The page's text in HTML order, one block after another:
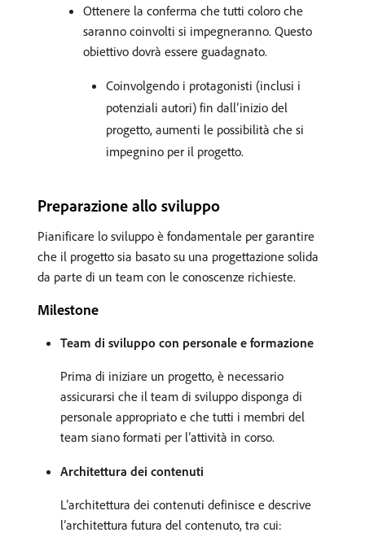
Ottenere la conferma che tutti coloro che
saranno coinvolti si impegneranno. Questo
obiettivo dovrà essere guadagnato.
Coinvolgendo i protagonisti (inclusi i
potenziali autori) fin dall’inizio del
progetto, aumenti le possibilità che si
impegnino per il progetto.
Preparazione allo sviluppo
Pianificare lo sviluppo è fondamentale per garantire
che il progetto sia basato su una progettazione solida
da parte di un team con le conoscenze richieste.
Milestone
Team di sviluppo con personale e formazione
Prima di iniziare un progetto, è necessario
assicurarsi che il team di sviluppo disponga di
personale appropriato e che tutti i membri del
team siano formati per l’attività in corso.
Architettura dei contenuti
L’architettura dei contenuti definisce e descrive
l’architettura futura del contenuto, tra cui: